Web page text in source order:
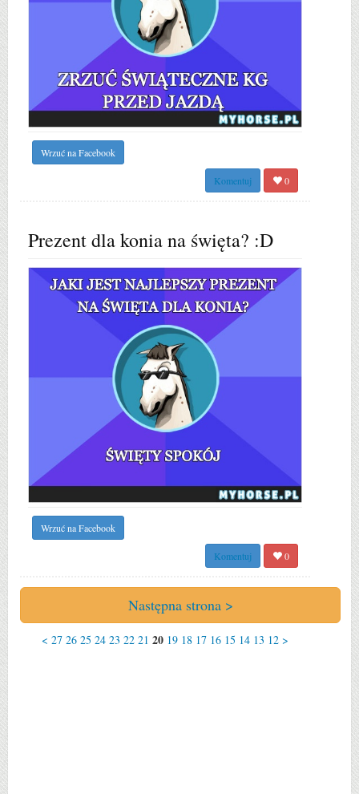
Wrzuć na Facebook
Komentuj 0
Prezent dla konia na święta? :D
Wrzuć na Facebook
Komentuj 0
Następna strona >
< 27 26 25 24 23 22 21 20 19 18 17 16 15 14 13 12 >